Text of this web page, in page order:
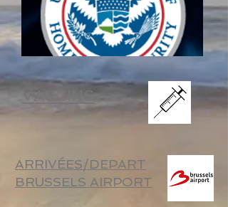
VACCINS
ARRIVÉES/DEPART
BRUSSELS AIRPORT